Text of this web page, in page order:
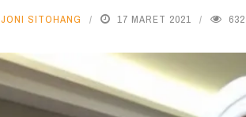
JONI SITOHANG 17 MARET 2021 632